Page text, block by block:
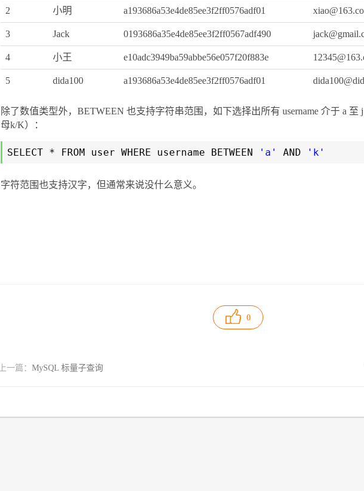
2 小明 a193686a53e4de85ee3f2ff0576adf01
3 Jack 0193686a35e4de85ee3f2ff0567adf490
4 小王 e10adc3949ba59abbe56e057f20f883e
5 dida100 a193686a53e4de85ee3f2ff0576adf01
除了数值类型外，BETWEEN 也支持字符串范围，如下选择出所有 username 介于 a
母k/K）：
SELECT * FROM user WHERE username BETWEEN 'a' AND 'k'
字符范围也支持汉字，但通常来说没什么意义。
0
上一篇： MySQL 标量子查询